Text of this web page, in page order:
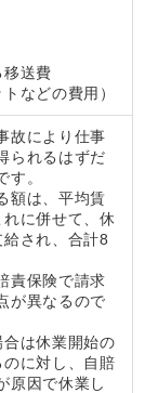
送費
などの費用）
故により仕事
られるはずだ
す。
額は、平均賃
に併せて、休
され、合計8
責保険で請求
が異なるので
は休業開始の
に対し、自賠
原因で休業し